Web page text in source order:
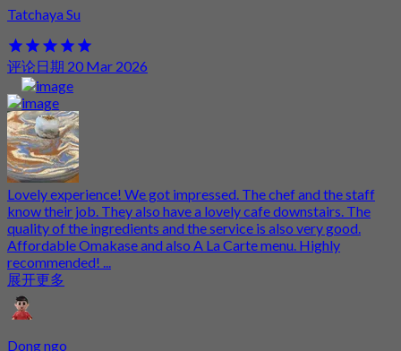
Tatchaya Su
评论日期 20 Mar 2026
Lovely experience! We got impressed. The chef and the staff
know their job. They also have a lovely cafe downstairs. The
quality of the ingredients and the service is also very good.
Affordable Omakase and also A La Carte menu. Highly
recommended! ...
展开更多
Dong ngo